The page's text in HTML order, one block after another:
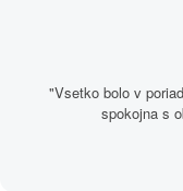
"Vsetko bolo v
spokojna s